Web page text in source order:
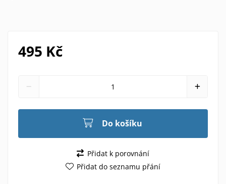
495 Kč
Do košíku
Přidat k porovnání
Přidat do seznamu přání